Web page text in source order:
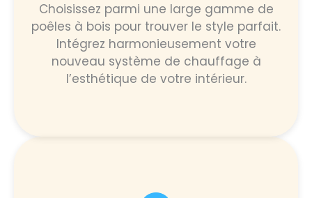
Choisissez parmi une large gamme de
poêles à bois pour trouver le style parfait.
Intégrez harmonieusement votre
nouveau système de chauffage à
l’esthétique de votre intérieur.